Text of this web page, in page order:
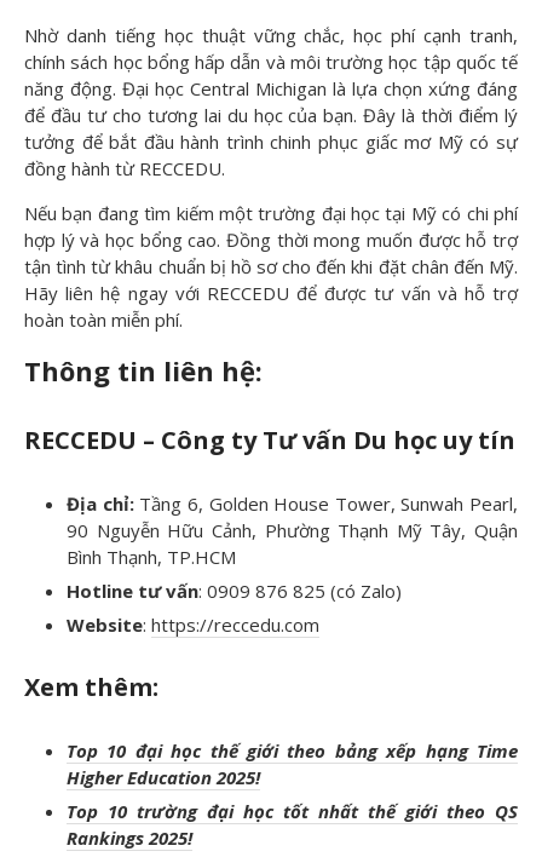
Nhờ danh tiếng học thuật vững chắc, học phí cạnh tranh,
chính sách học bổng hấp dẫn và môi trường học tập quốc tế
năng động. Đại học Central Michigan là lựa chọn xứng đáng
để đầu tư cho tương lai du học của bạn. Đây là thời điểm lý
tưởng để bắt đầu hành trình chinh phục giấc mơ Mỹ có sự
đồng hành từ RECCEDU.
Nếu bạn đang tìm kiếm một trường đại học tại Mỹ có chi phí
hợp lý và học bổng cao. Đồng thời mong muốn được hỗ trợ
tận tình từ khâu chuẩn bị hồ sơ cho đến khi đặt chân đến Mỹ.
Hãy liên hệ ngay với RECCEDU để được tư vấn và hỗ trợ
hoàn toàn miễn phí.
Thông tin liên hệ:
RECCEDU – Công ty Tư vấn Du học uy tín
Địa chỉ:Tầng 6, Golden House Tower, Sunwah Pearl,
90 Nguyễn Hữu Cảnh, Phường Thạnh Mỹ Tây, Quận
Bình Thạnh, TP.HCM
Hotline tư vấn: 0909 876 825 (có Zalo)
Website: https://reccedu.com
Xem thêm:
Top 10 đại học thế giới theo bảng xếp hạng Time
Higher Education 2025!
Top 10 trường đại học tốt nhất thế giới theo QS
Rankings 2025!